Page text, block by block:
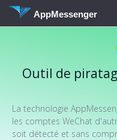
AppMessenger
Outil de
La technologie
les comptes WeChat
soit détecté et sans